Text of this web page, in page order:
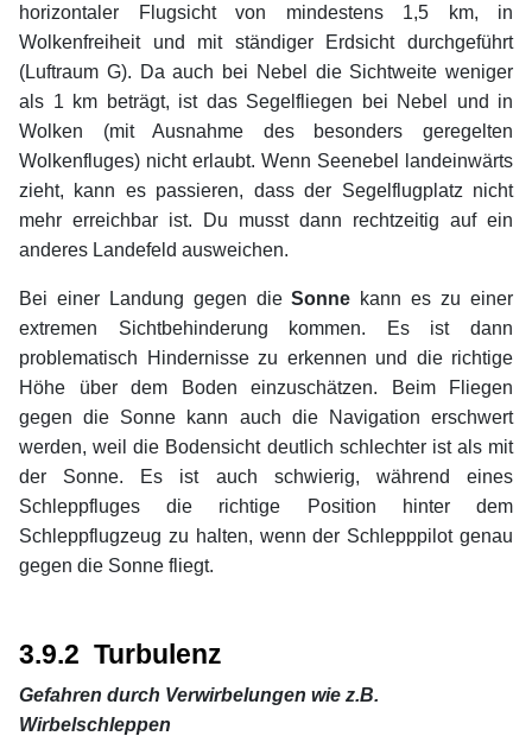
horizontaler Flugsicht von mindestens 1,5 km, in
Wolkenfreiheit und mit ständiger Erdsicht durchgeführt
(Luftraum G). Da auch bei Nebel die Sichtweite weniger
als 1 km beträgt, ist das Segelfliegen bei Nebel und in
Wolken (mit Ausnahme des besonders geregelten
Wolkenfluges) nicht erlaubt. Wenn Seenebel landeinwärts
zieht, kann es passieren, dass der Segelflugplatz nicht
mehr erreichbar ist. Du musst dann rechtzeitig auf ein
anderes Landefeld ausweichen.
Bei einer Landung gegen dieSonne kann es zu einer
extremen Sichtbehinderung kommen. Es ist dann
problematisch Hindernisse zu erkennen und die richtige
Höhe über dem Boden einzuschätzen. Beim Fliegen
gegen die Sonne kann auch die Navigation erschwert
werden, weil die Bodensicht deutlich schlechter ist als mit
der Sonne. Es ist auch schwierig, während eines
Schleppfluges die richtige Position hinter dem
Schleppflugzeug zu halten, wenn der Schlepppilot genau
gegen die Sonne fliegt.
3.9.2 Turbulenz
Gefahren durch Verwirbelungen wie z.B.
Wirbelschleppen